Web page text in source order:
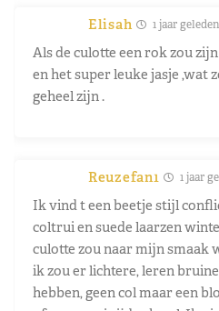
Elisah 1 jaar geleden
Als de culotte een rok zou
en het super leuke jasje ,wat
geheel zijn .
Reuzefan1 1 jaar
Ik vind t een beetje stijl
coltrui en suede laarzen
culotte zou naar mijn smaak
ik zou er lichtere, leren
hebben, geen col maar een